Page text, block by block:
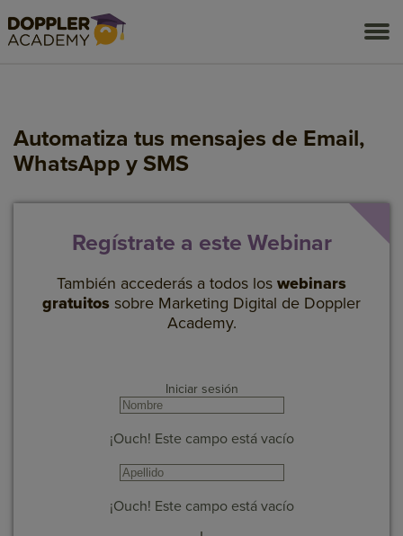
Automatiza tus mensajes de Email,
WhatsApp y SMS
Regístrate a este Webinar
También accederás a todos los webinars
gratuitos sobre Marketing Digital de Doppler
Academy.
Iniciar sesión
¡Ouch! Este campo está vacío
¡Ouch! Este campo está vacío